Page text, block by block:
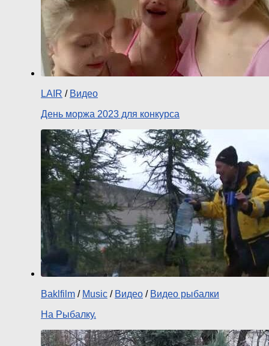
LAIR / Видео
День моржа 2023 для конкурса
Baklfilm / Music / Видео / Видео рыбалки
На Рыбалку.